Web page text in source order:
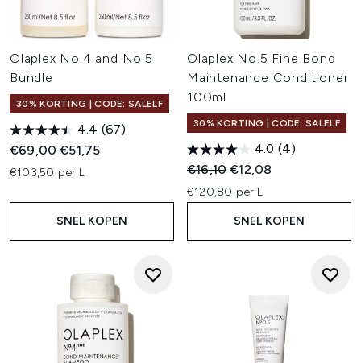
Olaplex No.4 and No.5
Bundle
30% KORTING | CODE: SALELF
4.4 (67)
Recommended Retail Price:
€69,00Huidige prijs:
€51,75
€103,50 per L
SNEL KOPEN
Olaplex No.5 Fine Bond
Maintenance Conditioner
100ml
30% KORTING | CODE: SALELF
4.0 (4)
Recommended Retail Price:
€16,10Huidige prijs:
€12,08
€120,80 per L
SNEL KOPEN